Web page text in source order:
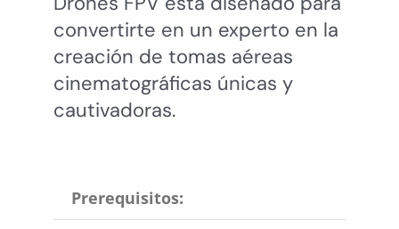
convertirte en un experto en la
creación de tomas aéreas
cinematográficas únicas y
cautivadoras.
Prerequisitos: